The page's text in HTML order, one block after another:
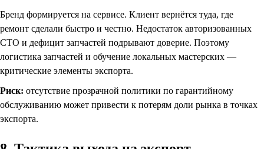
Бренд формируется на сервисе. Клиент вернётся туда, где
ремонт сделали быстро и честно. Недостаток авторизованных
СТО и дефицит запчастей подрывают доверие. Поэтому
логистика запчастей и обучение локальных мастерских —
критические элементы экспорта.
Риск: отсутствие прозрачной политики по гарантийному
обслуживанию может привести к потерям доли рынка в точках
экспорта.